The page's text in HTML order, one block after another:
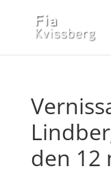
den 12